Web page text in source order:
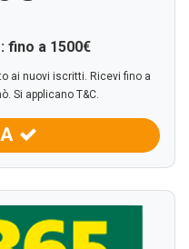
fino a 1500€
ai nuovi iscritti. Ricevi fino a
Si applicano T&C.